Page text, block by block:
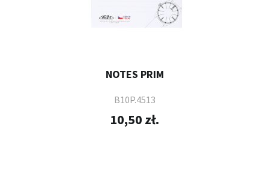
NOTES PRIM
B10P.4513
10,50 zł.